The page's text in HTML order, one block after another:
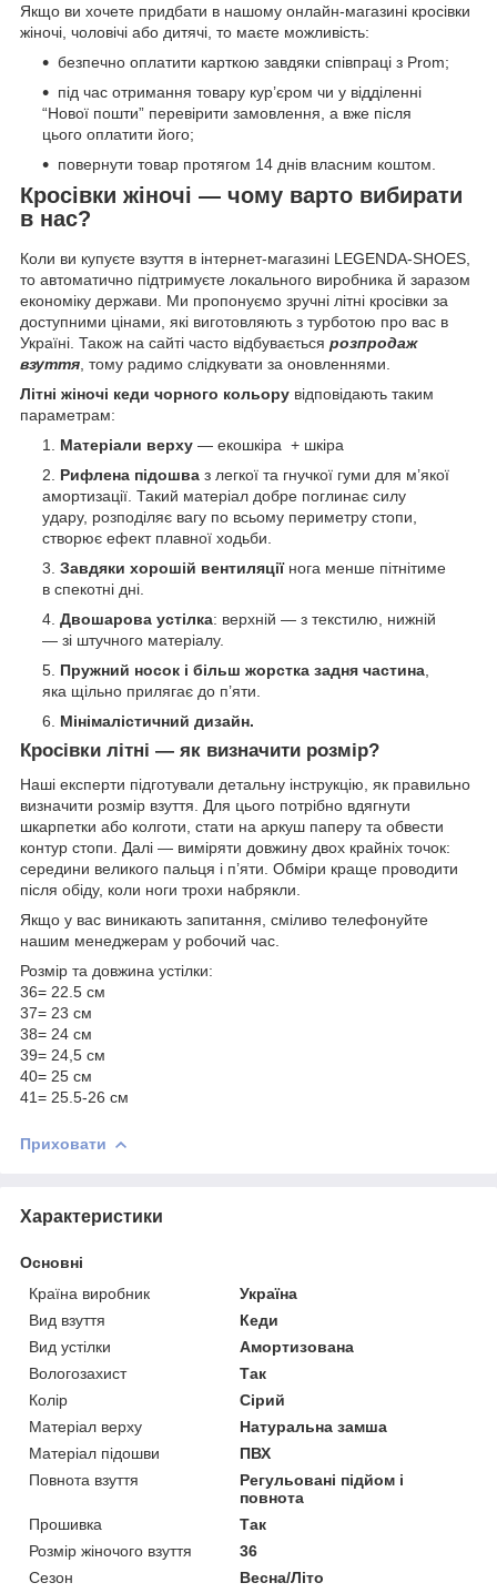
Якщо ви хочете придбати в нашому онлайн-магазині кросівки
жіночі, чоловічі або дитячі, то маєте можливість:
безпечно оплатити карткою завдяки співпраці з Prom;
під час отримання товару кур’єром чи у відділенні
“Нової пошти” перевірити замовлення, а вже після
цього оплатити його;
повернути товар протягом 14 днів власним коштом.
Кросівки жіночі — чому варто вибирати
в нас?
Коли ви купуєте взуття в інтернет-магазині LEGENDA-SHOES,
то автоматично підтримуєте локального виробника й заразом
економіку держави. Ми пропонуємо зручні літні кросівки за
доступними цінами, які виготовляють з турботою про вас в
Україні. Також на сайті часто відбувається розпродаж
взуття , тому радимо слідкувати за оновленнями.
Літні жіночі кеди чорного кольору відповідають таким
параметрам:
Матеріали верху — екошкіра + шкіра
Рифлена підошва з легкої та гнучкої гуми для м’якої
амортизації. Такий матеріал добре поглинає силу
удару, розподіляє вагу по всьому периметру стопи,
створює ефект плавної ходьби.
Завдяки хорошій вентиляції нога менше пітнітиме
в спекотні дні.
Двошарова устілка: верхній — з текстилю, нижній
— зі штучного матеріалу.
Пружний носок і більш жорстка задня частина
яка щільно прилягає до п’яти.
Мінімалістичний дизайн.
Кросівки літні — як визначити розмір?
Наші експерти підготували детальну інструкцію, як правильно
визначити розмір взуття. Для цього потрібно вдягнути
шкарпетки або колготи, стати на аркуш паперу та обвести
контур стопи. Далі — виміряти довжину двох крайніх точок:
середини великого пальця і п’яти. Обміри краще проводити
після обіду, коли ноги трохи набрякли.
Якщо у вас виникають запитання, сміливо телефонуйте
нашим менеджерам у робочий час.
Розмір та довжина устілки:
36= 22.5 см
37= 23 см
38= 24 см
39= 24,5 см
40= 25 см
41= 25.5-26 см
Приховати
Характеристики
Основні
Країна виробник
Україна
Вид взуття
Кеди
Вид устілки
Амортизована
Вологозахист
Так
Колір
Сірий
Матеріал верху
Натуральна замша
Матеріал підошви
ПВХ
Повнота взуття
Регульовані підйом і
повнота
Прошивка
Так
Розмір жіночого взуття
36
Сезон
Весна/Літо